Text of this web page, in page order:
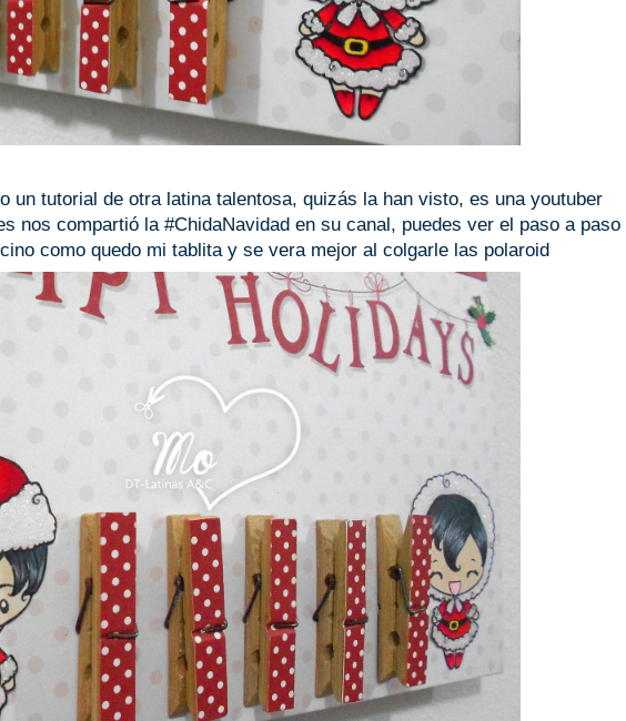
un tutorial de otra latina talentosa, quizás la han visto, es una youtuber
nos compartió la #ChidaNavidad en su canal, puedes ver el paso a paso
como quedo mi tablita y se vera mejor al colgarle las polaroid